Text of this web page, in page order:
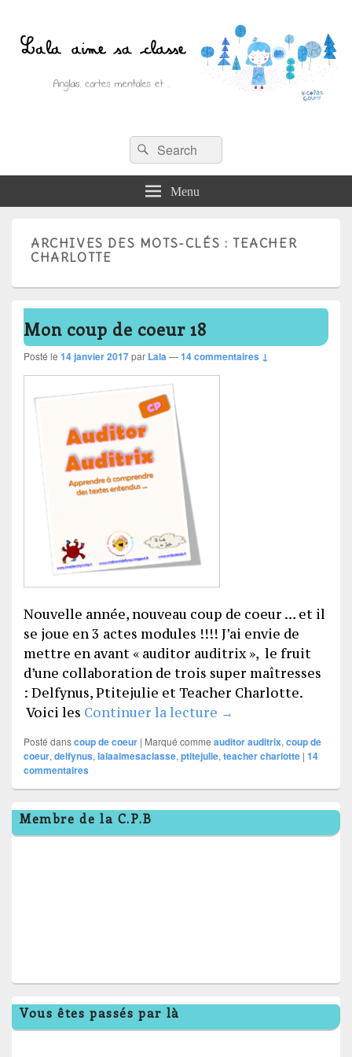
Lala aime sa classe
Anglais, cartes mentales et ….Recherche :
Rechercher
Menu
ARCHIVES DES MOTS-CLÉS :TEACHER
CHARLOTTE
Mon coup de coeur 18
Posté le 14 janvier 2017par Lala—14 commentaires ↓
Nouvelle année, nouveau coup de coeur … et il
se joue en 3 actes modules !!!! J’ai envie de
mettre en avant « auditor auditrix », le fruit
d’une collaboration de trois super maîtresses
: Delfynus, Ptitejulie et Teacher Charlotte.
Voici les Continuer la lecture Mon coup de coeur
→
Posté danscoup de coeur | Marqué comme auditor auditrix, coup de
coeur, delfynus, lalaaimesaclasse, ptitejulie, teacher charlotte | 14
commentaires
Zone
principale
de
Membre de la C.P.B
Vous êtes passés par là